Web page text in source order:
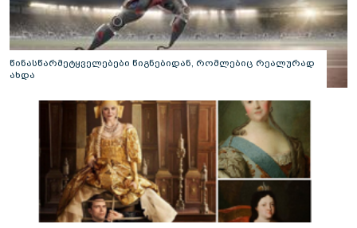
წინასწარმეტყველებები წიგნებიდან, რომლებიც რეალურად
ახდა